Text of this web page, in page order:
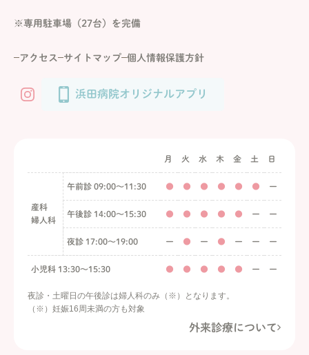
※専用駐車場（27台）を完備
アクセス サイトマップ 個人情報保護方針
浜田病院オリジナルアプリ
月 火 水 木 金 土 日
産科
婦人科
午前診 09:00〜11:30 ● ● ● ● ● ● ー
午後診 14:00〜15:30 ● ● ● ● ● ー ー
夜診 17:00〜19:00 ー ● ー ● ー ー ー
小児科 13:30〜15:30 ● ● ● ● ● ー ー
夜診・土曜日の午後診は婦人科のみ（※）となります。
（※）妊娠16周未満の方も対象
外来診療について